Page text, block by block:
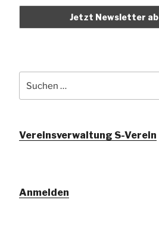
nach:
Vereinsverwaltung S-Verein
Anmelden